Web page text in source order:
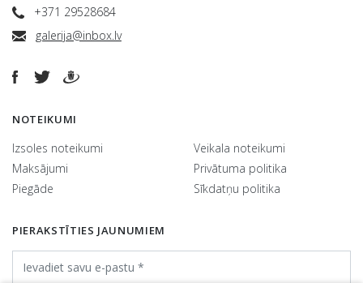
+371 29528684
galerija@inbox.lv
NOTEIKUMI
Izsoles noteikumi
Maksājumi
Piegāde
Veikala noteikumi
Privātuma politika
Sīkdatņu politika
PIERAKSTĪTIES JAUNUMIEM